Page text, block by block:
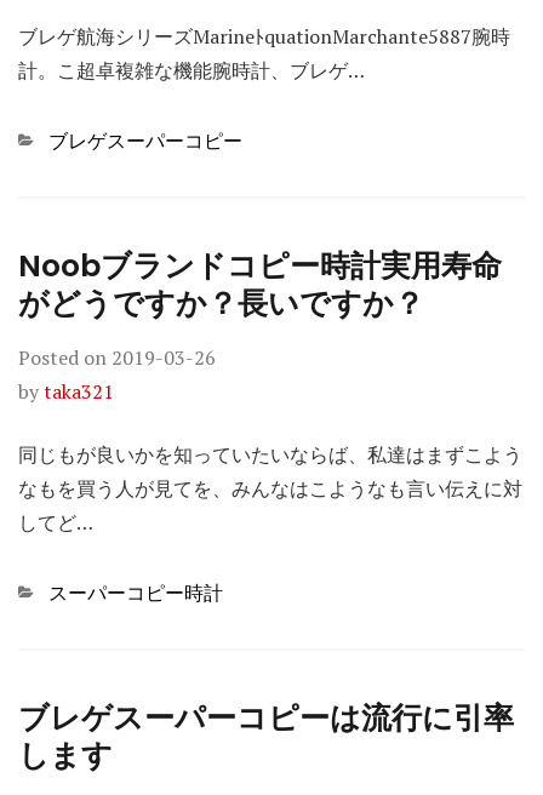
ブレゲ航海シリーズMarineﾄquationMarchante5887腕時
計。こ超卓複雑な機能腕時計、ブレゲ…
Categories
ブレゲスーパーコピー
Noobブランドコピー時計実用寿命
がどうですか？長いですか？
Posted on 2019-03-26
bytaka321
同じもが良いかを知っていたいならば、私達はまずこよう
なもを買う人が見てを、みんなはこようなも言い伝えに対
してど…
Categories
スーパーコピー時計
ブレゲスーパーコピーは流行に引率
します